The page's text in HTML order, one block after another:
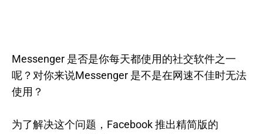
Messenger 是否是你每天都使用的社交软件之一
呢？对你来说Messenger 是不是在网速不佳时无法
使用？
为了解决这个问题，Facebook 推出精简版的